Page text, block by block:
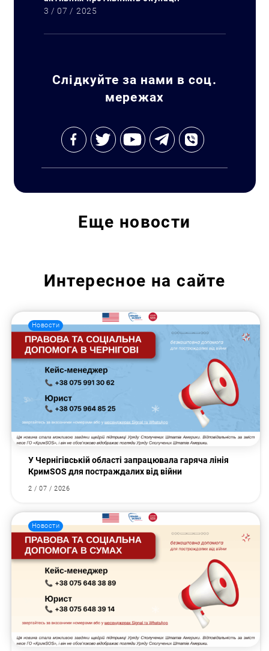
3 / 07 / 2025
Слідкуйте за нами в соц.
мережах
Еще новости
Интересное на сайте
Новости
У Чернігівській області запрацювала гаряча лінія
КримSOS для постраждалих від війни
2 / 07 / 2026
Новости